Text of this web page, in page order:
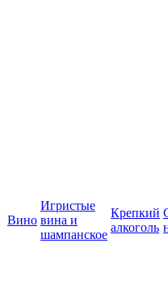
Вино
Игристые
вина и
шампанское
Крепкий
алкоголь